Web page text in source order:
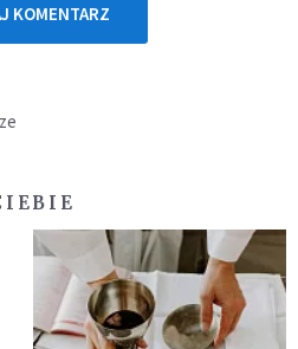
KOMENTARZ